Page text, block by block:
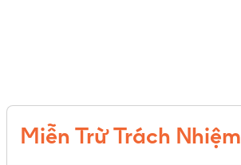
Phòng
Nam
Miễn Trừ Trách Nhiệm